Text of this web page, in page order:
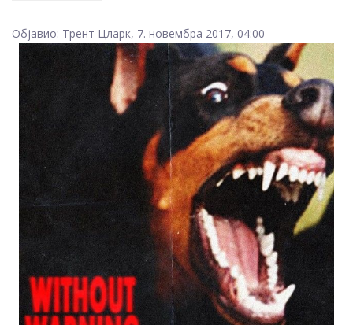
Објавио: Трент Цларк, 7. новембра 2017, 04:00